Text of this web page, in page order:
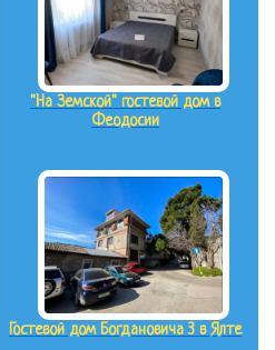
"На Земской" гостевой дом в
Феодосии
Гостевой дом Богдановича 3 в Ялте